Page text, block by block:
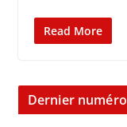
Read More
Dernier numéro